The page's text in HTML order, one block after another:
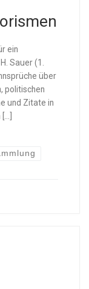
ein
Sauer (1.
über
politischen
und Zitate in